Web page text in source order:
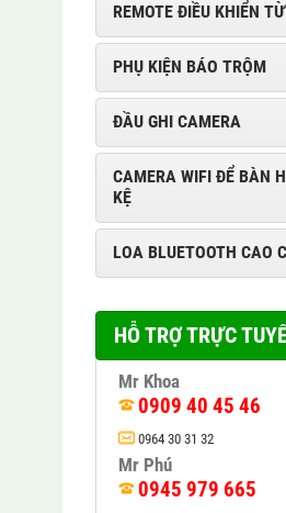
REMOTE ĐIỀU KHIỂN
PHỤ KIỆN BÁO TRỘM
ĐẦU GHI CAMERA
CAMERA WIFI ĐỂ BÀN
KỆ
LOA BLUETOOTH CAO
HỖ TRỢ TRỰC
Mr Khoa
0909 40 45 46
0964 30 31 32
Mr Phú
0945 979 665